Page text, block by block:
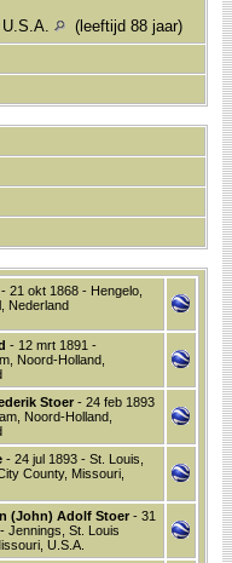
(leeftijd 88 jaar)
- 21 okt 1868 - Hengelo,
Nederland
- 12 mrt 1891 -
Noord-Holland,
Stoer - 24 feb 1893
Noord-Holland,
- 24 jul 1893 - St. Louis,
County, Missouri,
(John) Adolf Stoer - 31
Jennings, St. Louis
U.S.A.